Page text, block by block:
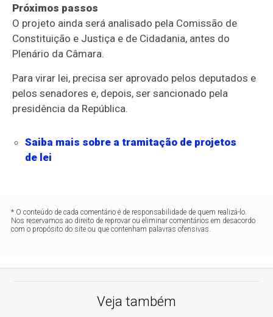
Próximos passos
O projeto ainda será analisado pela Comissão de
Constituição e Justiça e de Cidadania, antes do
Plenário da Câmara.
Para virar lei, precisa ser aprovado pelos deputados e
pelos senadores e, depois, ser sancionado pela
presidência da República.
Saiba mais sobre a tramitação de projetos
de lei
* O conteúdo de cada comentário é de responsabilidade de quem realizá-lo.
Nos reservamos ao direito de reprovar ou eliminar comentários em desacordo
com o propósito do site ou que contenham palavras ofensivas.
Veja também